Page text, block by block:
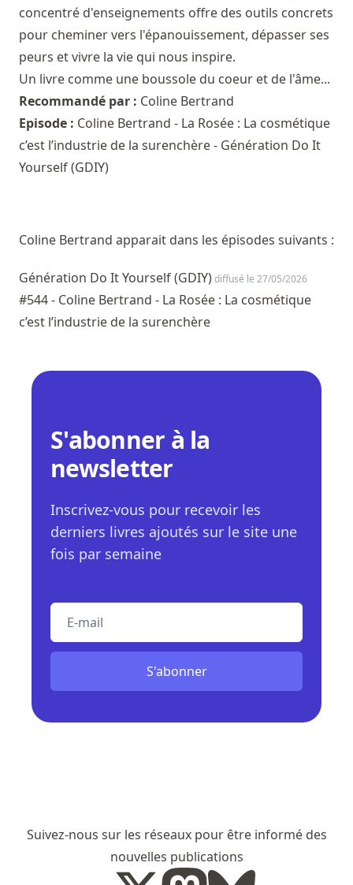
concentré d'enseignements offre des outils concrets
pour cheminer vers l'épanouissement, dépasser ses
peurs et vivre la vie qui nous inspire.
Un livre comme une boussole du coeur et de l'âme...
Recommandé par : Coline Bertrand
Episode : Coline Bertrand - La Rosée : La cosmétique
c’est l’industrie de la surenchère - Génération Do It
Yourself (GDIY)
Coline Bertrand apparait dans les épisodes suivants :
Génération Do It Yourself (GDIY)diffusé le 27/05/2026
#544 - Coline Bertrand - La Rosée : La cosmétique
c’est l’industrie de la surenchère
S'abonner à la
newsletter
Inscrivez-vous pour recevoir les
derniers livres ajoutés sur le site une
fois par semaine
S'abonner
Suivez-nous sur les réseaux pour être informé des
nouvelles publications